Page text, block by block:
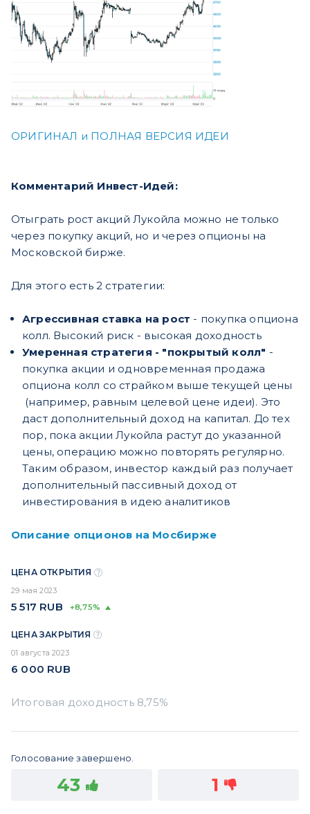
ОРИГИНАЛ и ПОЛНАЯ ВЕРСИЯ ИДЕИ
Комментарий Инвест-Идей:
Отыграть рост акций Лукойла можно не только
через покупку акций, но и через опционы на
Московской бирже.
Для этого есть 2 стратегии:
Агрессивная ставка на рост - покупка опциона
колл. Высокий риск - высокая доходность
Умеренная стратегия - "покрытый колл" -
покупка акции и одновременная продажа
опциона колл со страйком выше текущей цены
(например, равным целевой цене идеи). Это
даст дополнительный доход на капитал. До тех
пор, пока акции Лукойла растут до указанной
цены, операцию можно повторять регулярно.
Таким образом, инвестор каждый раз получает
дополнительный пассивный доход от
инвестирования в идею аналитиков
Описание опционов на Мосбирже
ЦЕНА ОТКРЫТИЯ
29 мая 2023
5 517 RUB +8,75%
ЦЕНА ЗАКРЫТИЯ
01 августа 2023
6 000 RUB
Голосование завершено.
43 1